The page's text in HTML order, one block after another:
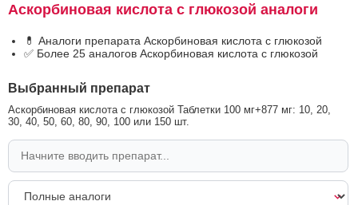
Аскорбиновая кислота с глюкозой аналоги
💊 Аналоги препарата Аскорбиновая кислота с глюкозой
✅ Более 25 аналогов Аскорбиновая кислота с глюкозой
Выбранный препарат
Аскорбиновая кислота с глюкозой Таблетки 100 мг+877 мг: 10, 20,
30, 40, 50, 60, 80, 90, 100 или 150 шт.